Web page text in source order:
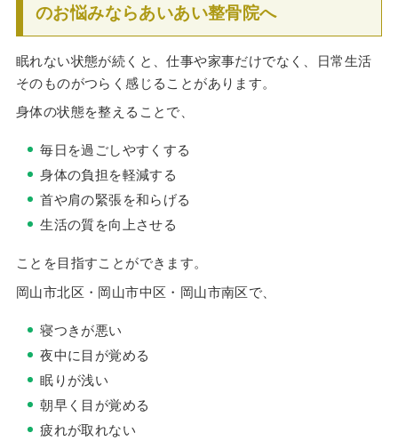
のお悩みならあいあい整骨院へ
眠れない状態が続くと、仕事や家事だけでなく、日常生活
そのものがつらく感じることがあります。
身体の状態を整えることで、
毎日を過ごしやすくする
身体の負担を軽減する
首や肩の緊張を和らげる
生活の質を向上させる
ことを目指すことができます。
岡山市北区・岡山市中区・岡山市南区で、
寝つきが悪い
夜中に目が覚める
眠りが浅い
朝早く目が覚める
疲れが取れない